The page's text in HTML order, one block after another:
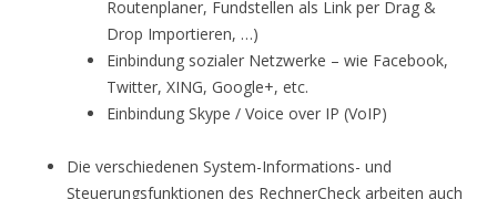
Routenplaner, Fundstellen als Link per Drag &
Drop Importieren, …)
Einbindung sozialer Netzwerke – wie Facebook,
Twitter, XING, Google+, etc.
Einbindung Skype / Voice over IP (VoIP)
Die verschiedenen System-Informations- und
Steuerungsfunktionen des RechnerCheck arbeiten auch